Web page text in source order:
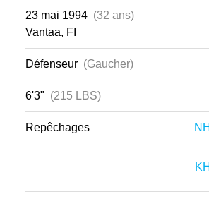
23 mai 1994 (32 ans)
Vantaa, FI
Défenseur (Gaucher)
6'3" (215 LBS)
Repêchages